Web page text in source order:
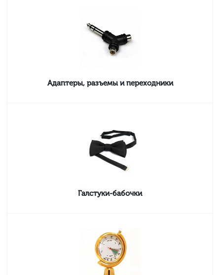
Адаптеры, разъемы и переходники
Галстуки-бабочки